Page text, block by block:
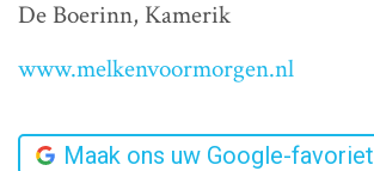
De Boerinn, Kamerik
www.melkenvoormorgen.nl
Maak ons uw Google-favoriet